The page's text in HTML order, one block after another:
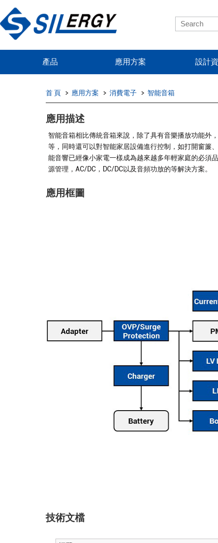
產品 應用方案 設計
首 頁 應用方案 消費電子 智能音箱
應用描述
智能音箱相比傳統音箱來說，除了具有音樂播放功能外
等，同時還可以對智能家居設備進行控制，如打開窗簾
能音響已經像小家電一樣成為越來越多年輕家庭的必須
源管理，AC/DC，DC/DC以及音頻功放的等解決方案。
應用框圖
技術文檔